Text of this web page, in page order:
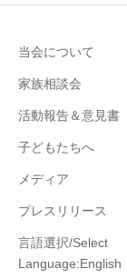
当会について
家族相談会
活動報告＆意見書
子どもたちへ
メディア
プレスリリース
言語選択/Select
Language:English